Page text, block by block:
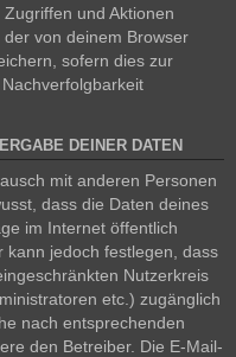
und Aktionen
von deinem Browser
sofern dies zur
DEINER DATEN
mit anderen Personen
dass die Daten deines
im Internet öffentlich
kann jedoch festlegen, dass
Nutzerkreis
etc.) zugänglich
nach entsprechenden
den Betreiber. Die E-Mail-